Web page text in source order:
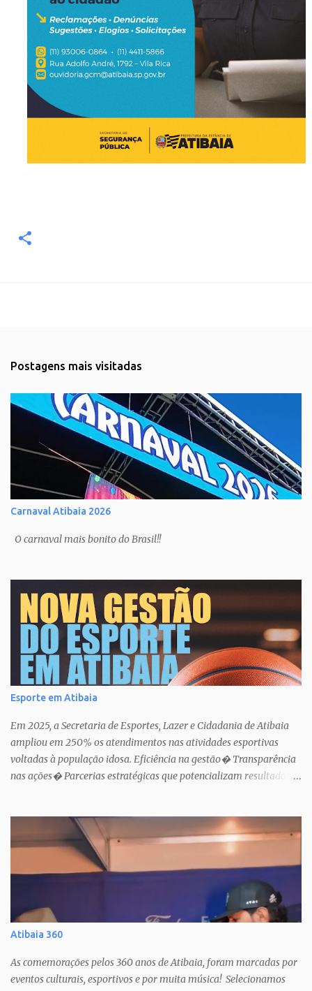
Postagens mais visitadas
Carnaval Atibaia 2026
O carnaval mais bonito do Brasil!!
Esporte em Atibaia
Em 2025, a Secretaria de Esportes, Lazer e Cidadania de Atibaia
ampliou em 250% os atendimentos nas atividades esportivas
voltadas à população idosa. Eficiência na gestão� Transparência
nas ações� Parcerias estratégicas que potencializam resultados.
Atibaia 360
As comemorações pelos 360 anos de Atibaia, foram marcadas por
eventos culturais, esportivos e por muita música! Selecionamos